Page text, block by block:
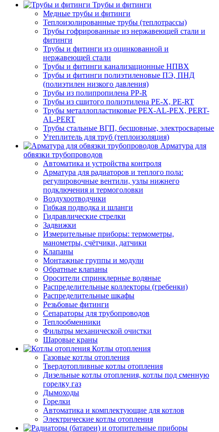
Трубы и фитинги
Медные трубы и фитинги
Теплоизолированные трубы (теплотрассы)
Трубы гофрированные из нержавеющей стали и
фитинги
Трубы и фитинги из оцинкованной и
нержавеющей стали
Трубы и фитинги канализационные НПВХ
Трубы и фитинги полиэтиленовые ПЭ, ПНД
(полиэтилен низкого давления)
Трубы из полипропилена PP-R
Трубы из сшитого полиэтилена PE-X, PE-RT
Трубы металлопластиковые PEX-AL-PEX, PERT-
AL-PERT
Трубы стальные ВГП, бесшовные, электросварные
Утеплитель для труб (теплоизоляция)
Арматура для
обвязки трубопроводов
Автоматика и устройства контроля
Арматура для радиаторов и теплого пола:
регулировочные вентили, узлы нижнего
подключения и термоголовки
Воздухоотводчики
Гибкая подводка и шланги
Гидравлические стрелки
Задвижки
Измерительные приборы: термометры,
манометры, счётчики, датчики
Клапаны
Монтажные группы и модули
Обратные клапаны
Оросители спринклерные водяные
Распределительные коллекторы (гребенки)
Распределительные шкафы
Резьбовые фитинги
Сепараторы для трубопроводов
Теплообменники
Фильтры механической очистки
Шаровые краны
Котлы отопления
Газовые котлы отопления
Твердотопливные котлы отопления
Дизельные котлы отопления, котлы под сменную
горелку газ
Дымоходы
Горелки
Автоматика и комплектующие для котлов
Электрические котлы отопления